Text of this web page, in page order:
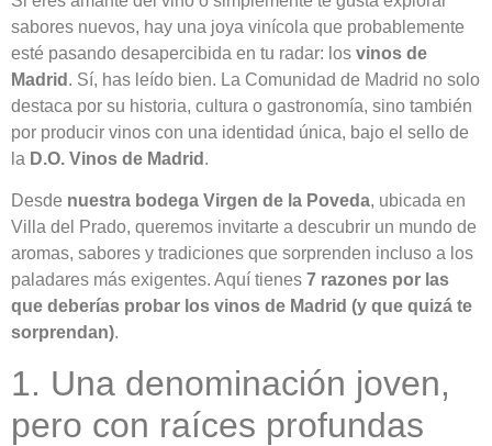
sabores nuevos, hay una joya vinícola que probablemente
esté pasando desapercibida en tu radar: los vinos de
Madrid . Sí, has leído bien. La Comunidad de Madrid no solo
destaca por su historia, cultura o gastronomía, sino también
por producir vinos con una identidad única, bajo el sello de
la D.O. Vinos de Madrid .
Desde nuestra bodega Virgen de la Poveda, ubicada en
Villa del Prado, queremos invitarte a descubrir un mundo de
aromas, sabores y tradiciones que sorprenden incluso a los
paladares más exigentes. Aquí tienes 7 razones por las
que deberías probar los vinos de Madrid (y que quizá te
sorprendan).
1. Una denominación joven,
pero con raíces profundas